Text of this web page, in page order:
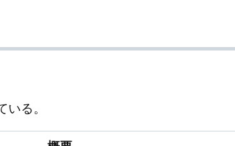
る。